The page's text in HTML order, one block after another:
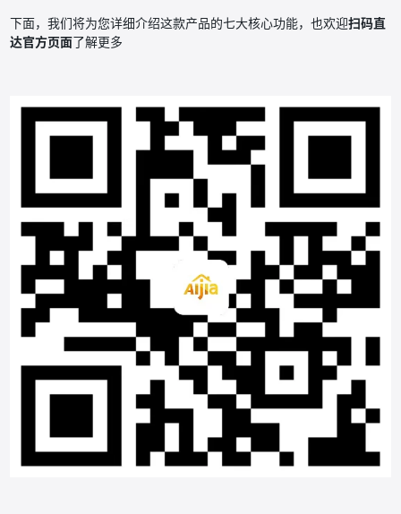
下面，我们将为您详细介绍这款产品的七大核心功能，也欢迎扫码直
达官方页面了解更多